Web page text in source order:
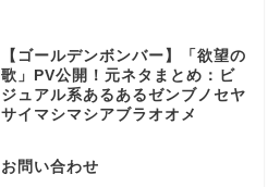
【ゴールデンボンバー】「欲望の
歌」PV公開！元ネタまとめ：ビ
ジュアル系あるあるゼンブノセヤ
サイマシマシアブラオオメ
お問い合わせ